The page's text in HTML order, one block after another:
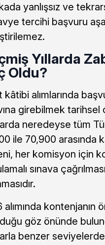
yanlışsız ve
tercihi başvuru
Yıllarda
Oldu?
kâtibi alımlarında
girebilmek
neredeyse tüm
ile 70,900 arasında
her komisyon için
sınava
alımında kontenjanın
göz önünde
benzer